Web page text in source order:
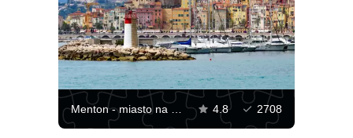
Menton - miasto na obrzeżach Riwiery 4.8 2708